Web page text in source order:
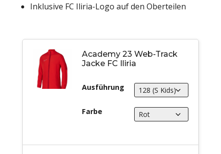
Inklusive FC Iliria-Logo auf den Oberteilen
Academy 23 Web-Track
Jacke FC Iliria
Ausführung
Farbe